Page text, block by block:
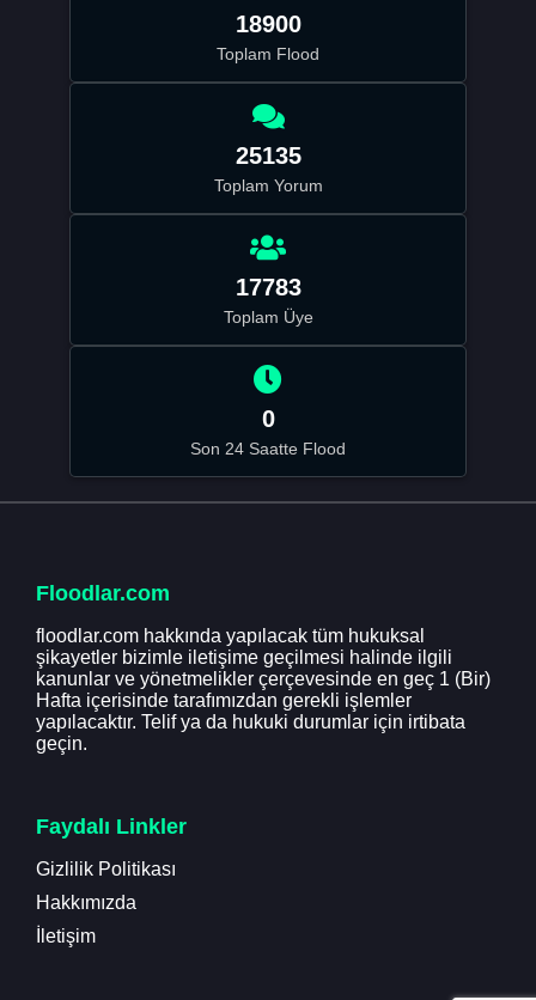
18900
Toplam Flood
25135
Toplam Yorum
17783
Toplam Üye
0
Son 24 Saatte Flood
Floodlar.com
floodlar.com hakkında yapılacak tüm hukuksal
şikayetler bizimle iletişime geçilmesi halinde ilgili
kanunlar ve yönetmelikler çerçevesinde en geç 1 (Bir)
Hafta içerisinde tarafımızdan gerekli işlemler
yapılacaktır. Telif ya da hukuki durumlar için irtibata
geçin.
Faydalı Linkler
Gizlilik Politikası
Hakkımızda
İletişim